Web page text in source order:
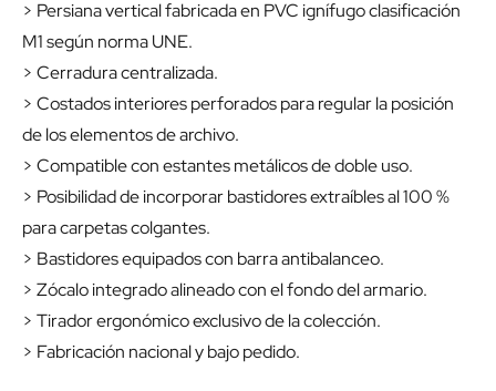
> Persiana vertical fabricada en PVC ignífugo clasificación
M1 según norma UNE.
> Cerradura centralizada.
> Costados interiores perforados para regular la posición
de los elementos de archivo.
> Compatible con estantes metálicos de doble uso.
> Posibilidad de incorporar bastidores extraíbles al 100 %
para carpetas colgantes.
> Bastidores equipados con barra antibalanceo.
> Zócalo integrado alineado con el fondo del armario.
> Tirador ergonómico exclusivo de la colección.
> Fabricación nacional y bajo pedido.